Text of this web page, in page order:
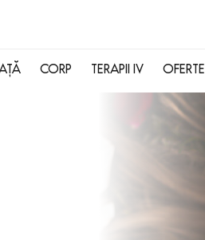
CORP TERAPII IV OFERTE